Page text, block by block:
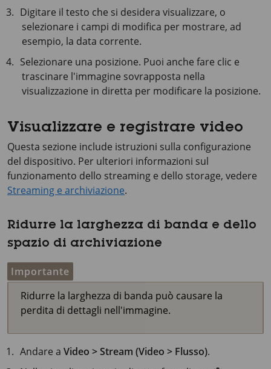
Digitare il testo che si desidera visualizzare, o
selezionare i campi di modifica per mostrare, ad
esempio, la data corrente.
Selezionare una posizione. Puoi anche fare clic e
trascinare l'immagine sovrapposta nella
visualizzazione in diretta per modificare la posizione.
Visualizzare e registrare video
Questa sezione include istruzioni sulla configurazione
del dispositivo. Per ulteriori informazioni sul
funzionamento dello streaming e dello storage, vedere
Streaming e archiviazione.
Ridurre la larghezza di banda e dello
spazio di archiviazione
Importante
Ridurre la larghezza di banda può causare la
perdita di dettagli nell'immagine.
Andare aVideo > Stream (Video > Flusso).